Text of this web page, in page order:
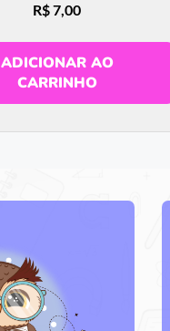
R$7,00
ADICIONAR AO
CARRINHO